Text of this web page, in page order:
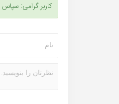
کاربر گرامی: سپاس